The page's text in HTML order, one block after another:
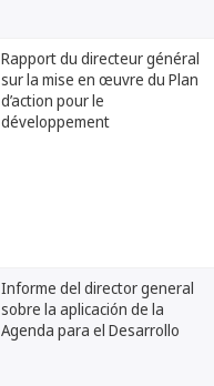
Rapport du directeur général
sur la mise en œuvre du Plan
d’action pour le
développement
Informe del director general
sobre la aplicación de la
Agenda para el Desarrollo